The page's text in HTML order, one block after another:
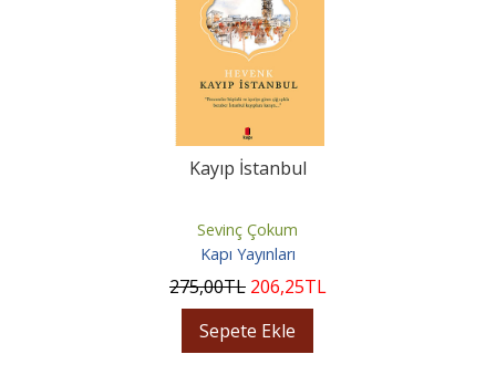
Kayıp İstanbul
Sevinç Çokum
Kapı Yayınları
275,00TL 206,25TL
Sepete Ekle